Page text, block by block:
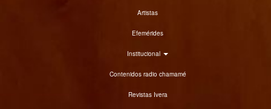
Artistas
Efemérides
Institucional
Contenidos radio chamamé
Revistas Ivera